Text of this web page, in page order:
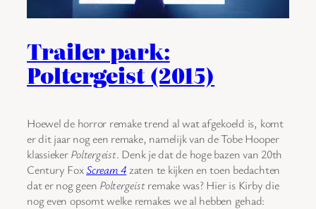
Trailer park:
Poltergeist (2015)
Hoewel de horror remake trend al wat afgekoeld is, komt
er dit jaar nog een remake, namelijk van de Tobe Hooper
klassiekerPoltergeist. Denk je dat de hoge bazen van 20th
Century FoxScream 4zaten te kijken en toen bedachten
dat er nog geen Poltergeistremake was? Hier is Kirby die
nog even opsomt welke remakes we al hebben gehad: